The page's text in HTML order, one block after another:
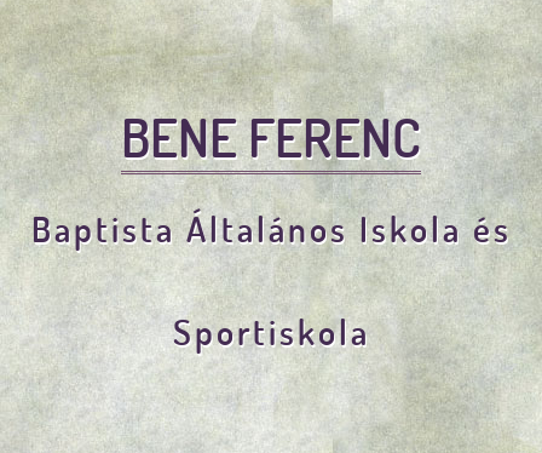
BENE FERENC
Baptista Általános Iskola és
Sportiskola